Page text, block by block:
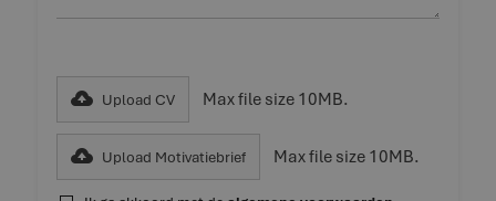
Upload CV Max file size 10MB.
Upload Motivatiebrief Max file size 10MB.